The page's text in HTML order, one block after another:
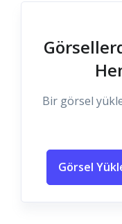
Bir görsel
Görsel